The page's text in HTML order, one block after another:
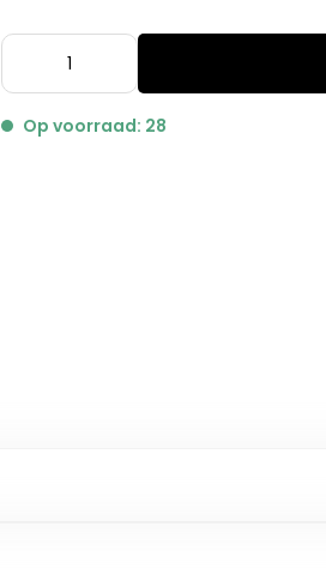
Op voorraad: 28